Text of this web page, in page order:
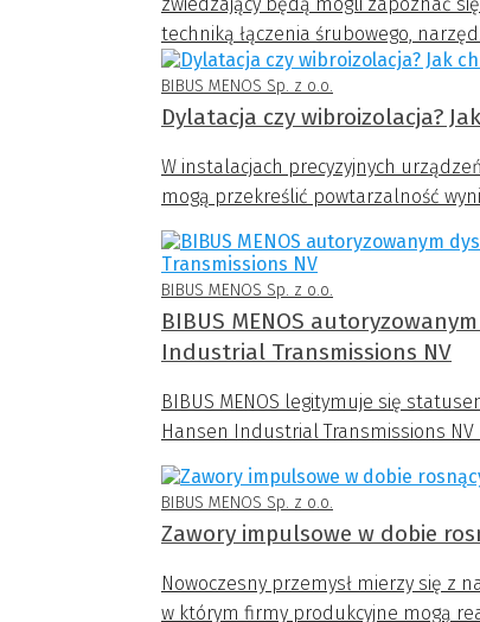
techniką łączenia śrubowego,
C (C-parts).
BIBUS MENOS Sp. z o.o.
Dylatacja czy wibroizolacja?
W instalacjach precyzyjnych
mogą przekreślić powtarzalność
BIBUS MENOS Sp. z o.o.
BIBUS MENOS
Industrial Transmissions NV
BIBUS MENOS legitymuje się
Hansen Industrial Transmissions
BIBUS MENOS Sp. z o.o.
Zawory impulsowe w dobie
Nowoczesny przemysł mierzy się z
w którym firmy produkcyjne mogą